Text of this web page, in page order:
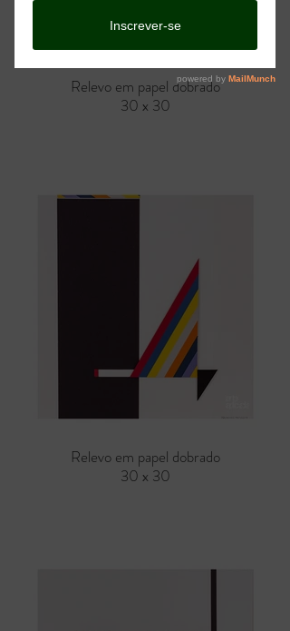
Relevo em papel dobrado
30 x 30
Relevo em papel dobrado
30 x 30